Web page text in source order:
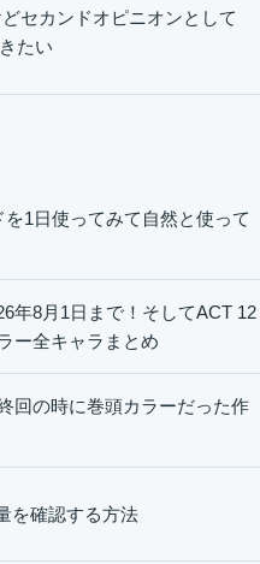
セカンドオピニオンとして
たい
1日使ってみて自然と使って
年8月1日まで！そしてACT 12
ー全キャラまとめ
回の時に巻頭カラーだった作
を確認する方法